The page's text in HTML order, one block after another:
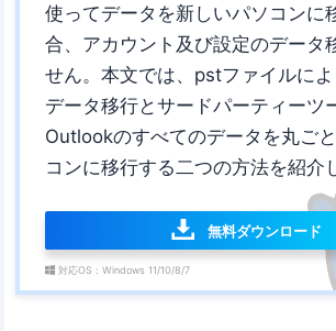
使ってデータを新しいパソコンに
合、アカウント及び設定のデータ
せん。本文では、pstファイルに
データ移行とサードパーティーツ
Outlookのすべてのデータを丸ご
コンに移行する二つの方法を紹介
無料ダウンロード
対応OS：Windows 11/10/8/7